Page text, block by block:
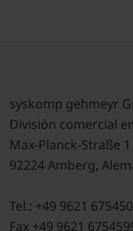
syskomp gehmeyr
División comercial
Max-Planck-Straße 1
92224 Amberg,
Tel.: +49 9621 675450
Fax +49 9621